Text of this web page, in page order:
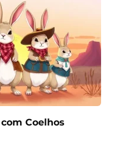
Coelhos